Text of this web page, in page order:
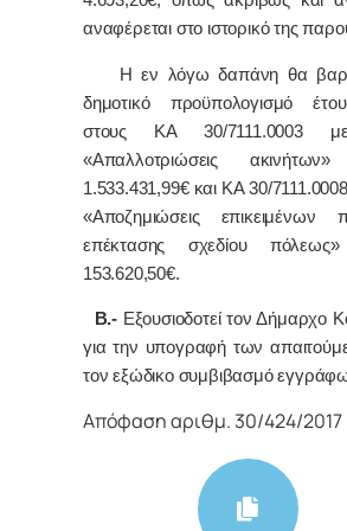
αναφέρεται στο ιστορικό της
Η εν λόγω δαπάνη θα
δημοτικό προϋπολογισμό
στους ΚΑ 30/7111.0003
«Απαλλοτριώσεις
1.533.431,99€ και ΚΑ 30/7111.0008
«Αποζημιώσεις επικειμένων
επέκτασης σχεδίου
153.620,50€.
Β.- Εξουσιοδοτεί τον Δήμαρχο
για την υπογραφή των
τον εξώδικο συμβιβασμό
Απόφαση αριθμ. 30/424/2017